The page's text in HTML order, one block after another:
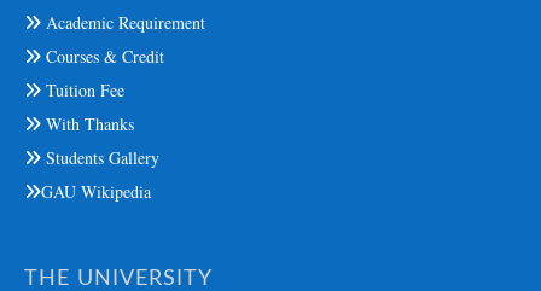
Academic Requirement
Courses & Credit
Tuition Fee
With Thanks
Students Gallery
GAU Wikipedia
THE UNIVERSITY